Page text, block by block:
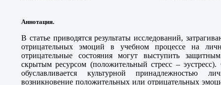
Аннотация.
В статье приводятся результаты исследований,
отрицательных эмоций в учебном процессе на
отрицательные состояния могут выступить
скрытым ресурсом (положительный стресс –
обуславливается культурной принадлежностью
возникновение положительных или отрицательных